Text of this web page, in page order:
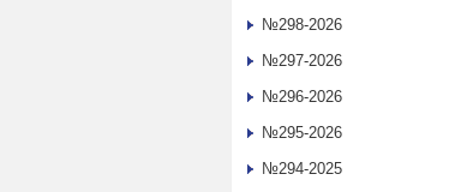
№298-2026
№297-2026
№296-2026
№295-2026
№294-2025